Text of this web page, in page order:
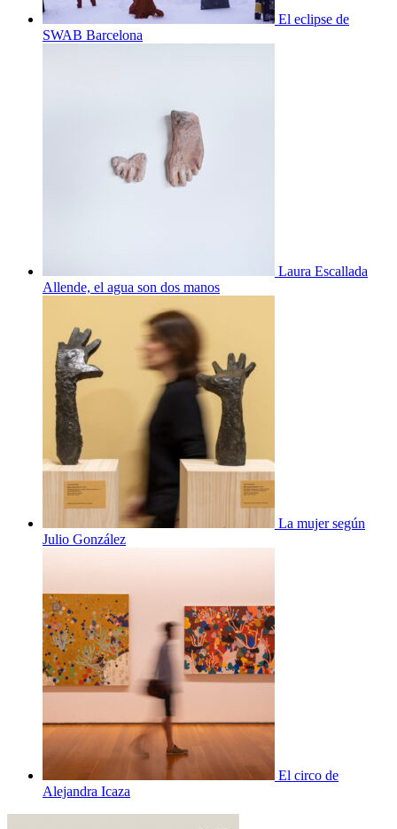
El eclipse de
SWAB Barcelona
Laura Escallada
Allende, el agua son dos manos
La mujer según
Julio González
El circo de
Alejandra Icaza